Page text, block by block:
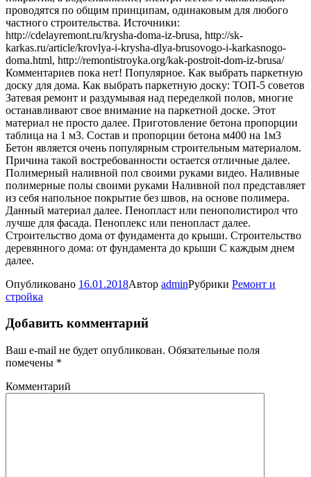
Опубликовано 16.01.2018Автор adminРубрики Ремонт и
стройка
Добавить комментарий
Ваш e-mail не будет опубликован. Обязательные поля
помечены *
Комментарий